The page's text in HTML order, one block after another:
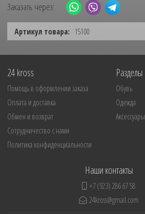
Заказать через:
Артикул товара: 15100
24 kross
Помощь в оформлении заказа
Оплата и доставка
Обмен и возврат
Сотрудничество с нами
Политика конфиденциальности
Разделы
Обувь
Одежда
Аксессуары
Наши контакты
+7 (923) 286 67 58
24kross@gmail.com